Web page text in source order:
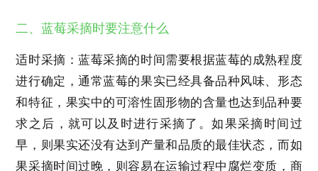
二、蓝莓采摘时要注意什么
适时采摘：蓝莓采摘的时间需要根据蓝莓的成熟程度
进行确定，通常蓝莓的果实已经具备品种风味、形态
和特征，果实中的可溶性固形物的含量也达到品种要
求之后，就可以及时进行采摘了。如果采摘时间过
早，则果实还没有达到产量和品质的最佳状态，而如
果采摘时间过晚，则容易在运输过程中腐烂变质，商